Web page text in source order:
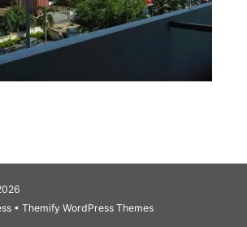
•Themify WordPress Themes